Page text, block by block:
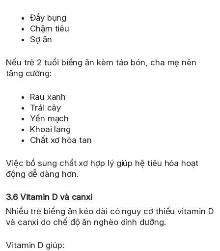
Đầy bụng
Chậm tiêu
Sợ ăn
Nếu trẻ 2 tuổi biếng ăn kèm táo bón, cha mẹ nên
tăng cường:
Rau xanh
Trái cây
Yến mạch
Khoai lang
Chất xơ hòa tan
Việc bổ sung chất xơ hợp lý giúp hệ tiêu hóa hoạt
động dễ dàng hơn.
3.6 Vitamin D và canxi
Nhiều trẻ biếng ăn kéo dài có nguy cơ thiếu vitamin D
và canxi do chế độ ăn nghèo dinh dưỡng.
Vitamin D giúp: